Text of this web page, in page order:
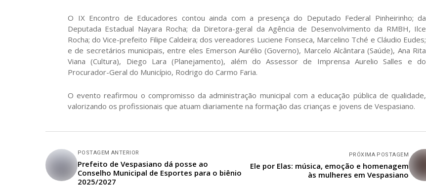
O IX Encontro de Educadores contou ainda com a presença do Deputado Federal Pinheirinho; da
Deputada Estadual Nayara Rocha; da Diretora-geral da Agência de Desenvolvimento da RMBH, Ilce
Rocha; do Vice-prefeito Filipe Caldeira; dos vereadores Luciene Fonseca, Marcelino Tché e Cláudio Eudes;
e de secretários municipais, entre eles Emerson Aurélio (Governo), Marcelo Alcântara (Saúde), Ana Rita
Viana (Cultura), Diego Lara (Planejamento), além do Assessor de Imprensa Aurelio Salles e do
Procurador-Geral do Município, Rodrigo do Carmo Faria.
O evento reafirmou o compromisso da administração municipal com a educação pública de qualidade,
valorizando os profissionais que atuam diariamente na formação das crianças e jovens de Vespasiano.
POSTAGEM ANTERIOR
Prefeito de Vespasiano dá posse ao
Conselho Municipal de Esportes para o biênio
2025/2027
PRÓXIMA POSTAGEM
Ele por Elas: música, emoção e homenagem
às mulheres em Vespasiano